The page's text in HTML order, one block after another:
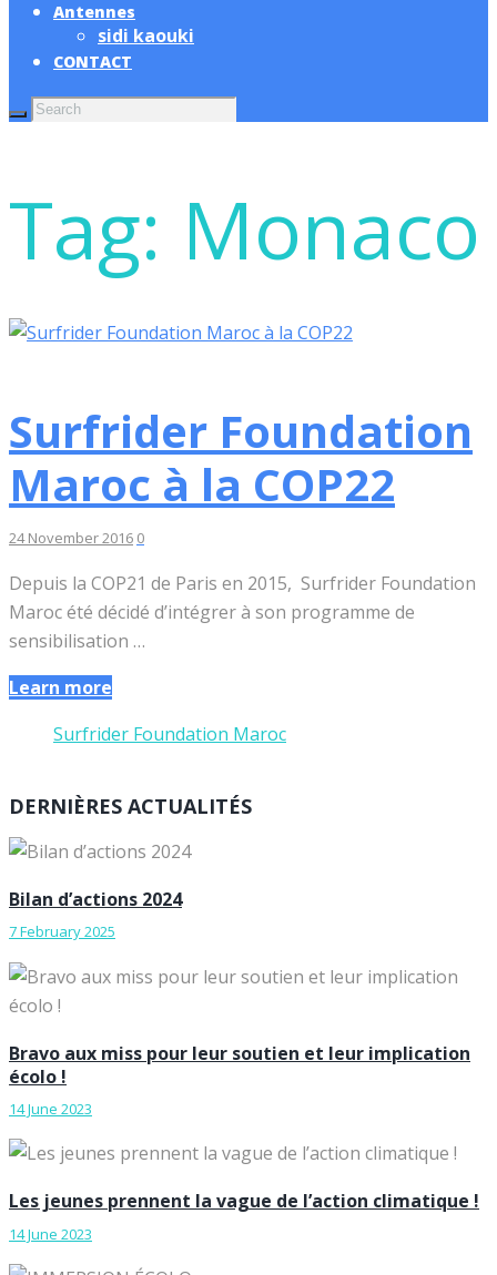
Antennes
sidi kaouki
CONTACT
Tag: Monaco
Surfrider Foundation
Maroc à la COP22
24 November 2016 0
Depuis la COP21 de Paris en 2015, Surfrider Foundation
Maroc été décidé d’intégrer à son programme de
sensibilisation …
Learn more
Surfrider Foundation Maroc
DERNIÈRES ACTUALITÉS
Bilan d’actions 2024
7 February 2025
Bravo aux miss pour leur soutien et leur implication
écolo !
14 June 2023
Les jeunes prennent la vague de l’action climatique !
14 June 2023